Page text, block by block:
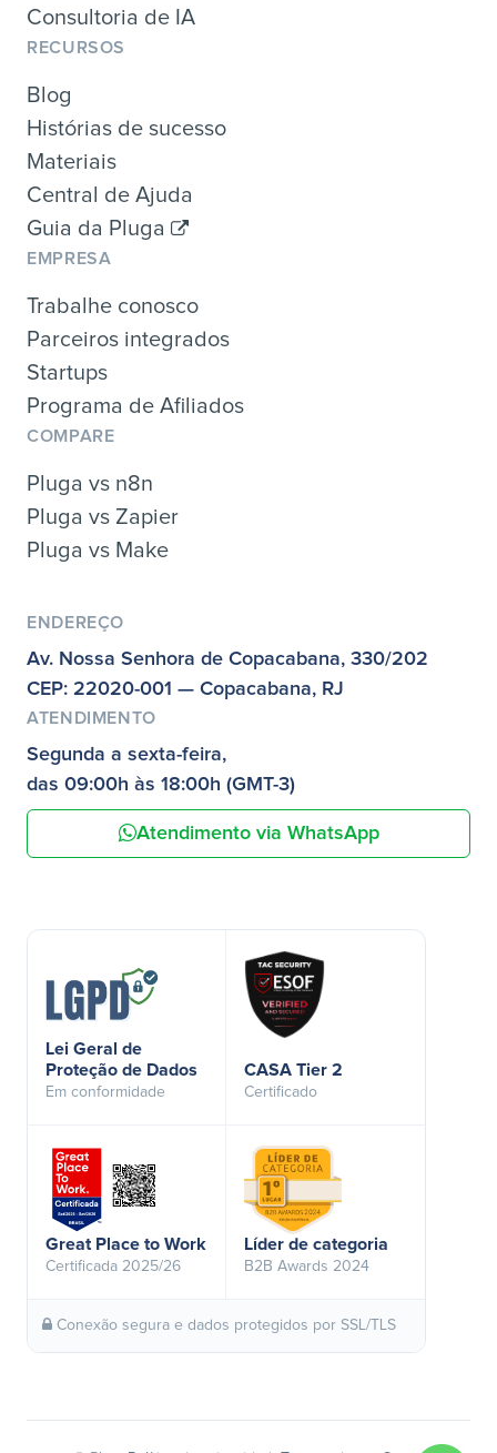
Consultoria de IA
RECURSOS
Blog
Histórias de sucesso
Materiais
Central de Ajuda
Guia da Pluga
EMPRESA
Trabalhe conosco
Parceiros integrados
Startups
Programa de Afiliados
COMPARE
Pluga vs n8n
Pluga vs Zapier
Pluga vs Make
ENDEREÇO
Av. Nossa Senhora de Copacabana, 330/202
CEP: 22020-001 — Copacabana, RJ
ATENDIMENTO
Segunda a sexta-feira,
das 09:00h às 18:00h (GMT-3)
Atendimento via WhatsApp
Lei Geral de
Proteção de Dados
Em conformidade
CASA Tier 2
Certificado
Great Place to Work
Certificada 2025/26
Líder de categoria
B2B Awards 2024
Conexão segura e dados protegidos por SSL/TLS